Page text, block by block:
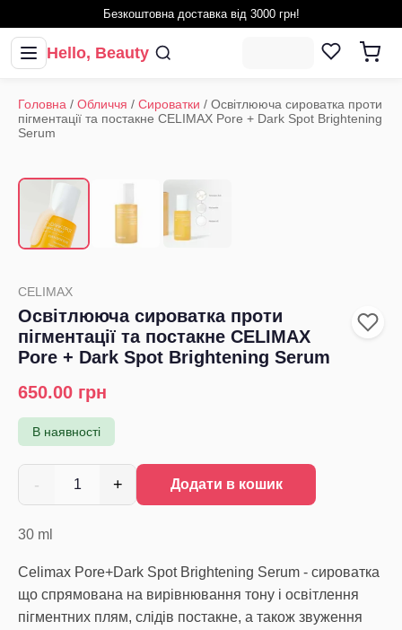
Безкоштовна доставка від 3000 грн!
Hello, Beauty
Головна / Обличчя / Сироватки / Освітлююча сироватка проти
пігментації та постакне CELIMAX Pore + Dark Spot Brightening
Serum
CELIMAX
Освітлююча сироватка проти
пігментації та постакне CELIMAX
Pore + Dark Spot Brightening Serum
650.00 грн
В наявності
- 1 + Додати в кошик
30 ml
Celimax Pore+Dark Spot Brightening Serum - сироватка
що спрямована на вирівнювання тону і освітлення
пігментних плям, слідів постакне, а також звуження